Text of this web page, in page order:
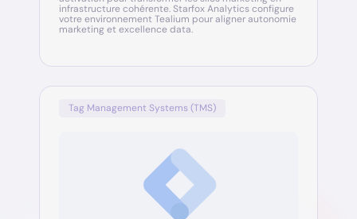
infrastructure cohérente. Starfox Analytics configure
votre environnement Tealium pour aligner autonomie
marketing et excellence data.
Tag Management Systems (TMS)